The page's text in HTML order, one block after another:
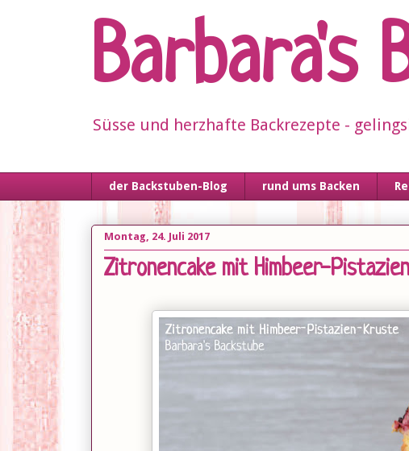
Barbara's
Süsse und herzhafte Backrezepte -
der Backstuben-Blog rund ums Backen
Montag, 24. Juli 2017
Zitronencake mit Himbeer-